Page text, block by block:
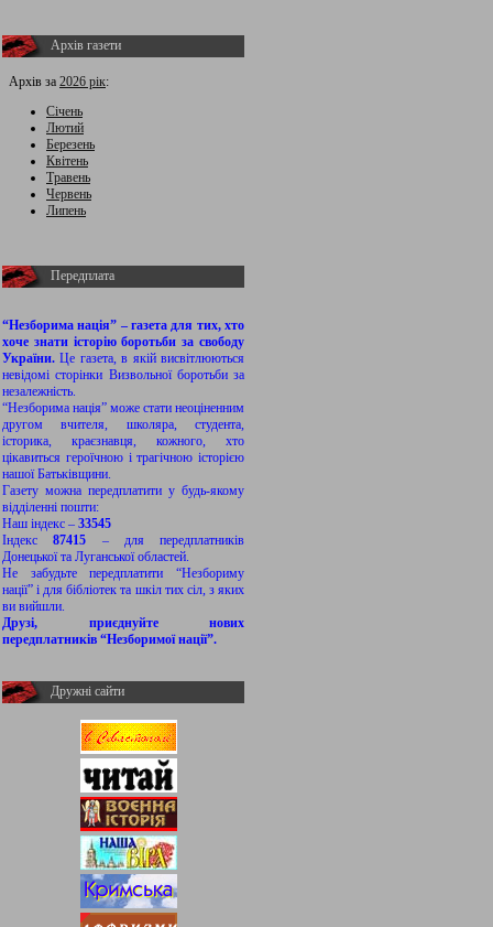
Архів газети
Архів за 2026 рік:
Січень
Лютий
Березень
Квітень
Травень
Червень
Липень
Передплата
“Незборима нація” – газета для тих, хто
хоче знати історію боротьби за свободу
України.Це газета, в якій висвітлюються
невідомі сторінки Визвольної боротьби за
незалежність.
“Незборима нація” може стати неоціненним
другом вчителя, школяра, студента,
історика, краєзнавця, кожного, хто
цікавиться героїчною і трагічною історією
нашої Батьківщини.
Газету можна передплатити у будь-якому
відділенні пошти:
Наш індекс – 33545
Індекс87415 – для передплатників
Донецької та Луганської областей.
Не забудьте передплатити “Незбориму
нації” і для бібліотек та шкіл тих сіл, з яких
ви вийшли.
Друзі, приєднуйте нових
передплатників “Незборимої нації”.
Дружні сайти